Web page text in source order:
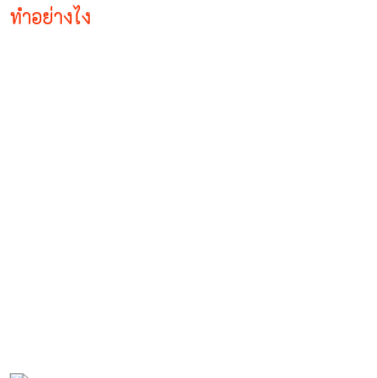
ทำอย่างไง